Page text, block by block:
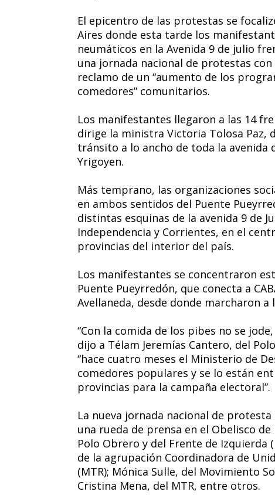
El epicentro de las protestas se
Aires donde esta tarde los
neumáticos en la Avenida 9 de julio
una jornada nacional de protestas
reclamo de un “aumento de los
comedores” comunitarios.
Los manifestantes llegaron a las 14
dirige la ministra Victoria Tolosa Paz,
tránsito a lo ancho de toda la avenida
Yrigoyen.
Más temprano, las organizaciones
en ambos sentidos del Puente
distintas esquinas de la avenida 9 de
Independencia y Corrientes, en el
provincias del interior del país.
Los manifestantes se concentraron
Puente Pueyrredón, que conecta a
Avellaneda, desde donde marcharon a
“Con la comida de los pibes no se
dijo a Télam Jeremías Cantero, del
“hace cuatro meses el Ministerio de
comedores populares y se lo están
provincias para la campaña electoral”.
La nueva jornada nacional de
una rueda de prensa en el Obelisco
Polo Obrero y del Frente de Izquierda
de la agrupación Coordinadora de
(MTR); Mónica Sulle, del Movimiento
Cristina Mena, del MTR, entre otros.